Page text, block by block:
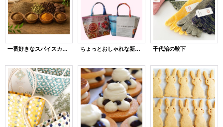
一番好きなスパイスカレーって言う人が◯人います ちょっとおしゃれな新聞バッグ講座 〜初級編〜 千代治の靴下